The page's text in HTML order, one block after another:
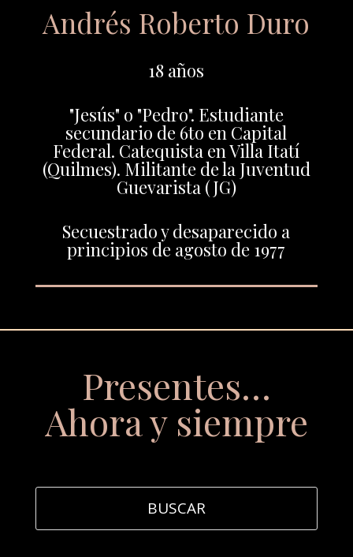
Andrés Roberto Duro
18 años
"Jesús" o "Pedro". Estudiante
secundario de 6to en Capital
Federal. Catequista en Villa Itatí
(Quilmes). Militante de la Juventud
Guevarista (JG)
Secuestrado y desaparecido a
principios de agosto de 1977
Presentes…
Ahora y siempre